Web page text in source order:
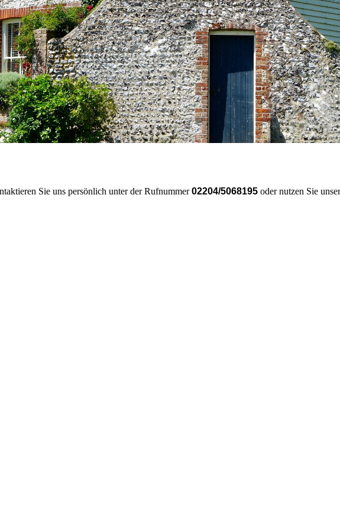
Sie uns persönlich unter der Rufnummer02204/5068195 oder nutzen Sie